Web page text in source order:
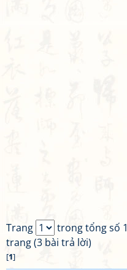
Trang
trong tổng số 1
trang (3 bài trả lời)
[1]